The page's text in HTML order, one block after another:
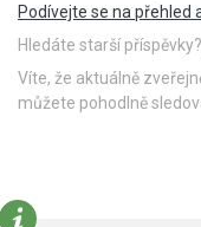
Podívejte se na přehled
Hledáte starší příspěvky?
Víte, že aktuálně
můžete pohodlně